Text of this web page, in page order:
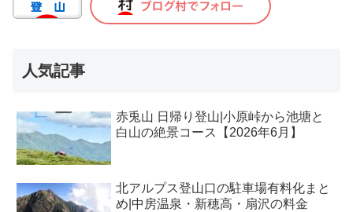
人気記事
赤兎山 日帰り登山|小原峠から池塘と
白山の絶景コース【2026年6月】
北アルプス登山口の駐車場有料化まと
め|中房温泉・新穂高・扇沢の料金